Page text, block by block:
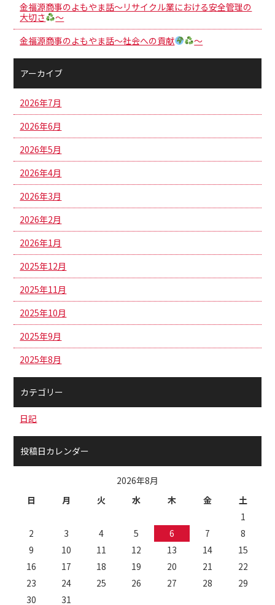
金福源商事のよもやま話～リサイクル業における安全管理の
大切さ
～
金福源商事のよもやま話～社会への貢献
～
アーカイブ
2026年7月
2026年6月
2026年5月
2026年4月
2026年3月
2026年2月
2026年1月
2025年12月
2025年11月
2025年10月
2025年9月
2025年8月
カテゴリー
日記
投稿日カレンダー
2026年8月
日
月 火 水 木 金
土
1
2
3 4 5 6 7
8
9
10 11 12 13 14
15
16
17 18 19 20 21
22
23
24 25 26 27 28
29
30
31